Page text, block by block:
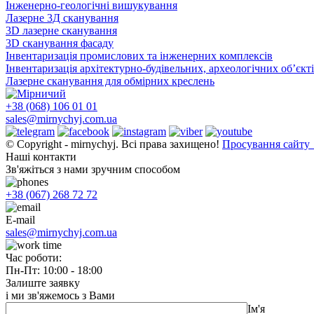
Інженерно-геологічні вишукування
Лазерне 3Д сканування
3D лазерне сканування
3D сканування фасаду
Інвентаризація промислових та інженерних комплексів
Інвентаризація архітектурно-будівельних, археологічних
Лазерне сканування для обмірних креслень
+38 (068) 106 01 01
sales@mirnychyj.com.ua
© Copyright - mirnychyj. Всі права захищено! Просування
Наші контакти
Зв'яжіться з нами зручним способом
+38 (067) 268 72 72
E-mail
sales@mirnychyj.com.ua
Час роботи:
Пн-Пт: 10:00 - 18:00
Залиште заявку
і ми зв'яжемось з Вами
Ім'я